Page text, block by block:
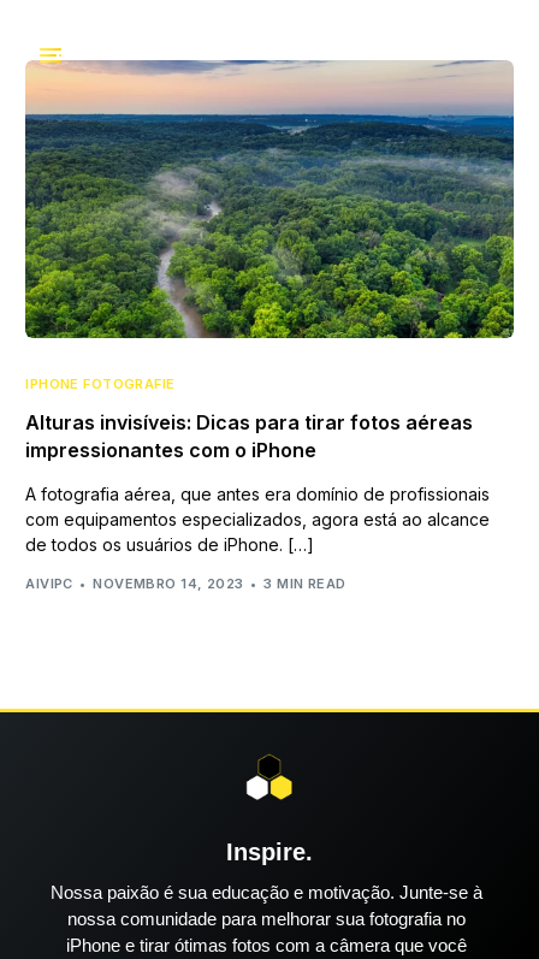
IPHONE FOTOGRAFIE
Alturas invisíveis: Dicas para tirar fotos aéreas
impressionantes com o iPhone
A fotografia aérea, que antes era domínio de profissionais
com equipamentos especializados, agora está ao alcance
de todos os usuários de iPhone. […]
AIVIPC NOVEMBRO 14, 2023 3 MIN READ
Inspire.
Nossa paixão é sua educação e motivação. Junte-se à
nossa comunidade para melhorar sua fotografia no
iPhone e tirar ótimas fotos com a câmera que você